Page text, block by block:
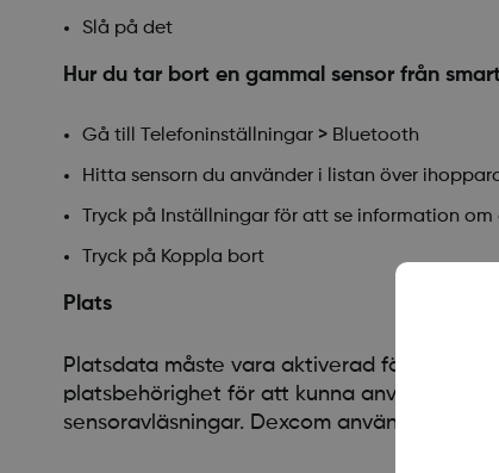
Slå på det
Hur du tar bort en gammal sensor från
Gå till Telefoninställningar > Bluetooth
Hitta sensorn du använder i listan över
Tryck på Inställningar för att se information om
Tryck på Koppla bort
Plats
Platsdata måste vara aktiverad för att
platsbehörighet för att kunna använda
sensoravläsningar. Dexcom använder inte